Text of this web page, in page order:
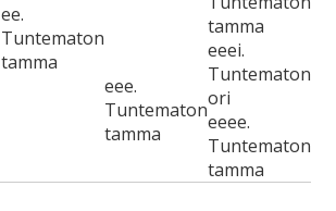
ee.
Tuntematon
tamma
tamma
eee.
Tuntematon
tamma
eeei.
Tuntematon
ori
eeee.
Tuntematon
tamma